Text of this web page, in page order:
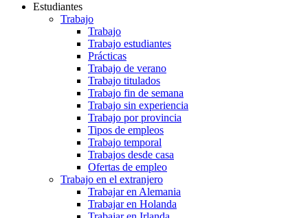
Estudiantes
Trabajo
Trabajo
Trabajo estudiantes
Prácticas
Trabajo de verano
Trabajo titulados
Trabajo fin de semana
Trabajo sin experiencia
Trabajo por provincia
Tipos de empleos
Trabajo temporal
Trabajos desde casa
Ofertas de empleo
Trabajo en el extranjero
Trabajar en Alemania
Trabajar en Holanda